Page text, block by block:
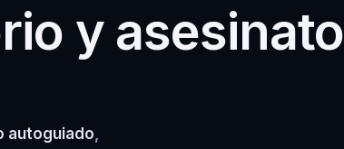
y asesinato
autoguiado,